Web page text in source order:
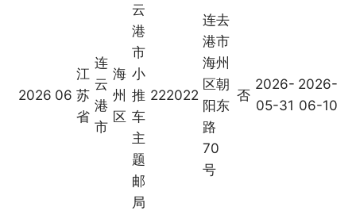
2026 06
江
苏
省
连
云
港
市
海
州
区
云
港
市
小
推
车
主
题
邮
局
222022
连去
港市
海州
区朝
阳东
路
70
号
否
2026-
05-31
2026-
06-10